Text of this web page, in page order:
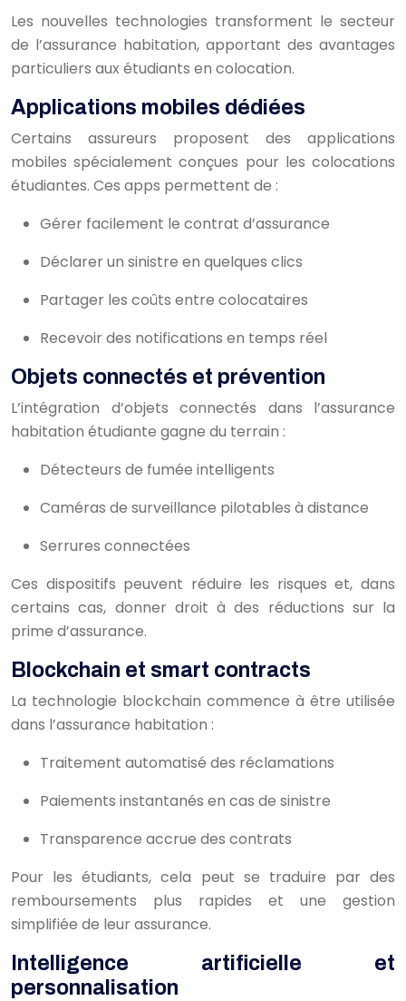
Les nouvelles technologies transforment le secteur
de l’assurance habitation, apportant des avantages
particuliers aux étudiants en colocation.
Applications mobiles dédiées
Certains assureurs proposent des applications
mobiles spécialement conçues pour les colocations
étudiantes. Ces apps permettent de :
Gérer facilement le contrat d’assurance
Déclarer un sinistre en quelques clics
Partager les coûts entre colocataires
Recevoir des notifications en temps réel
Objets connectés et prévention
L’intégration d’objets connectés dans l’assurance
habitation étudiante gagne du terrain :
Détecteurs de fumée intelligents
Caméras de surveillance pilotables à distance
Serrures connectées
Ces dispositifs peuvent réduire les risques et, dans
certains cas, donner droit à des réductions sur la
prime d’assurance.
Blockchain et smart contracts
La technologie blockchain commence à être utilisée
dans l’assurance habitation :
Traitement automatisé des réclamations
Paiements instantanés en cas de sinistre
Transparence accrue des contrats
Pour les étudiants, cela peut se traduire par des
remboursements plus rapides et une gestion
simplifiée de leur assurance.
Intelligence artificielle et
personnalisation